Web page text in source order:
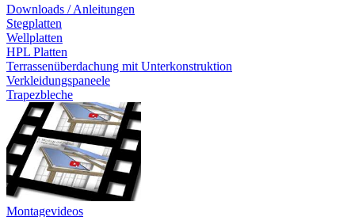
Downloads / Anleitungen
Stegplatten
Wellplatten
HPL Platten
Terrassenüberdachung mit Unterkonstruktion
Verkleidungspaneele
Trapezbleche
Montagevideos